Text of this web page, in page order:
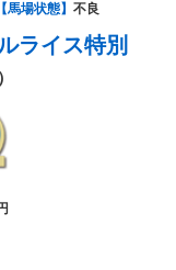
【馬場状態】 不良
ライス特別